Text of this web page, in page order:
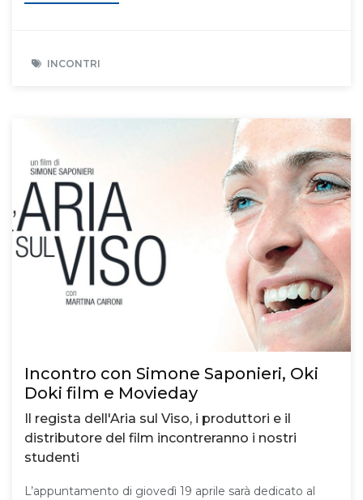
INCONTRI
Incontro con Simone Saponieri, Oki
Doki film e Movieday
Il regista dell'Aria sul Viso, i produttori e il
distributore del film incontreranno i nostri
studenti
L’appuntamento di giovedì 19 aprile sarà dedicato al